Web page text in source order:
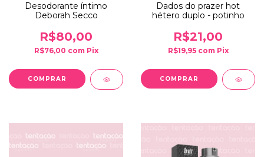
Desodorante íntimo
Deborah Secco
R$80,00
R$76,00 com Pix
Dados do prazer hot
hétero duplo - potinho
R$21,00
R$19,95 com Pix